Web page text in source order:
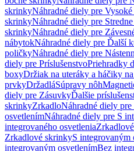
skrinkyNáhradné diely pre
skrinkyNáhradné diely pre
skrinkyNáhradné diely pre
nábytokNáhradné diely pre Ďalší
poličkyNáhradné diely pre
diely pre PríslušenstvoPriehradky
boxyDržiak na uteráky a háčiky
prvkyDržadláSúpravy nôh
diely pre ZásuvkyĎalšie
skrinkyZrkadloNáhradné diely
osvetlenímNáhradné diely pre S
integrovaného osvetlenia
Zrkadlové skrinkyS integrovaným
integrovaným osvetlenímBez